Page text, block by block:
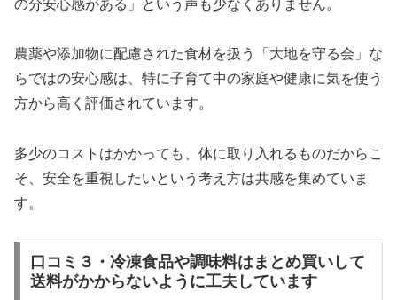
の分安心感がある」という声も少なくありません。
農薬や添加物に配慮された食材を扱う「大地を守る会」な
らではの安心感は、特に子育て中の家庭や健康に気を使う
方から高く評価されています。
多少のコストはかかっても、体に取り入れるものだからこ
そ、安全を重視したいという考え方は共感を集めていま
す。
口コミ３・冷凍食品や調味料はまとめ買いして
送料がかからないように工夫しています